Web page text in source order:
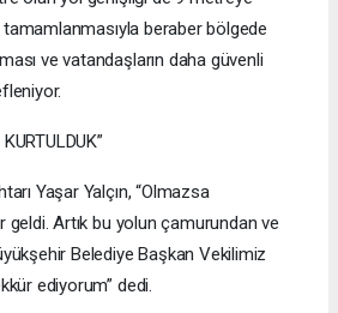
tamamlanmasıyla beraber bölgede
ve vatandaşların daha güvenli
Yaşar Yalçın, “Olmazsa
geldi. Artık bu yolun çamurundan ve
Belediye Başkan Vekilimiz
ediyorum” dedi.